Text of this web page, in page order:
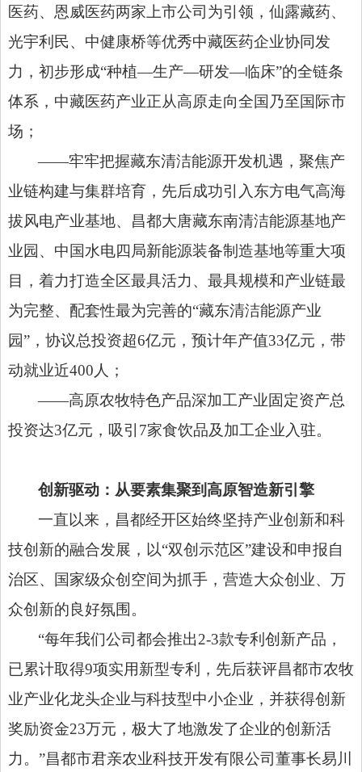
医药、恩威医药两家上市公司为引领，仙露藏药、
光宇利民、中健康桥等优秀中藏医药企业协同发
力，初步形成“种植—生产—研发—临床”的全链条
体系，中藏医药产业正从高原走向全国乃至国际市
场；
——牢牢把握藏东清洁能源开发机遇，聚焦产
业链构建与集群培育，先后成功引入东方电气高海
拔风电产业基地、昌都大唐藏东南清洁能源基地产
业园、中国水电四局新能源装备制造基地等重大项
目，着力打造全区最具活力、最具规模和产业链最
为完整、配套性最为完善的“藏东清洁能源产业
园”，协议总投资超6亿元，预计年产值33亿元，带
动就业近400人；
——高原农牧特色产品深加工产业固定资产总
投资达3亿元，吸引7家食饮品及加工企业入驻。
创新驱动：从要素集聚到高原智造新引擎
一直以来，昌都经开区始终坚持产业创新和科
技创新的融合发展，以“双创示范区”建设和申报自
治区、国家级众创空间为抓手，营造大众创业、万
众创新的良好氛围。
“每年我们公司都会推出2-3款专利创新产品，
已累计取得9项实用新型专利，先后获评昌都市农牧
业产业化龙头企业与科技型中小企业，并获得创新
奖励资金23万元，极大了地激发了企业的创新活
力。”昌都市君亲农业科技开发有限公司董事长易川